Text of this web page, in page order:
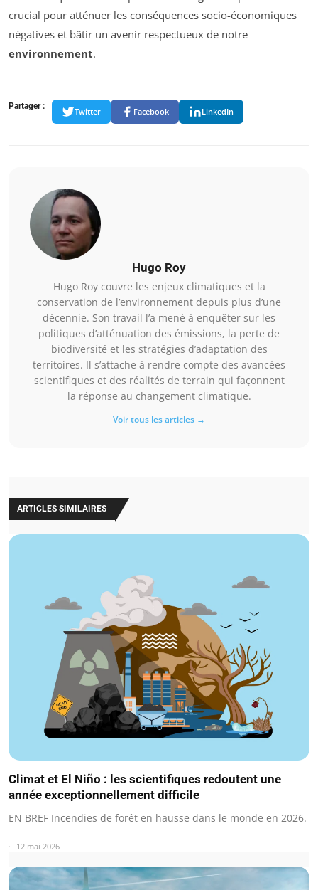
crucial pour atténuer les conséquences socio-économiques
négatives et bâtir un avenir respectueux de notre
environnement.
Partager :
Twitter Facebook LinkedIn
Hugo Roy
Hugo Roy couvre les enjeux climatiques et la
conservation de l’environnement depuis plus d’une
décennie. Son travail l’a mené à enquêter sur les
politiques d’atténuation des émissions, la perte de
biodiversité et les stratégies d’adaptation des
territoires. Il s’attache à rendre compte des avancées
scientifiques et des réalités de terrain qui façonnent
la réponse au changement climatique.
Voir tous les articles →
ARTICLES SIMILAIRES
Climat et El Niño : les scientifiques redoutent une
année exceptionnellement difficile
EN BREF Incendies de forêt en hausse dans le monde en 2026.
12 mai 2026